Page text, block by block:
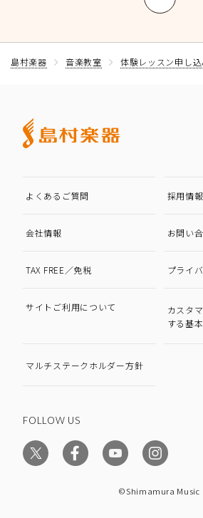
島村楽器 音楽教室 体験レッスン申し
よくあるご質問 採用情報
会社情報 お問い
TAX FREE／免税 プライ
サイトご利用について
カスタ
する基
マルチステークホルダー方針
FOLLOW US
©Shimamura Music